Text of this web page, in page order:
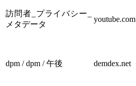
訪問者_プライバシー_
メタデータ
youtube.com
dpm / dpm / 午後 demdex.net